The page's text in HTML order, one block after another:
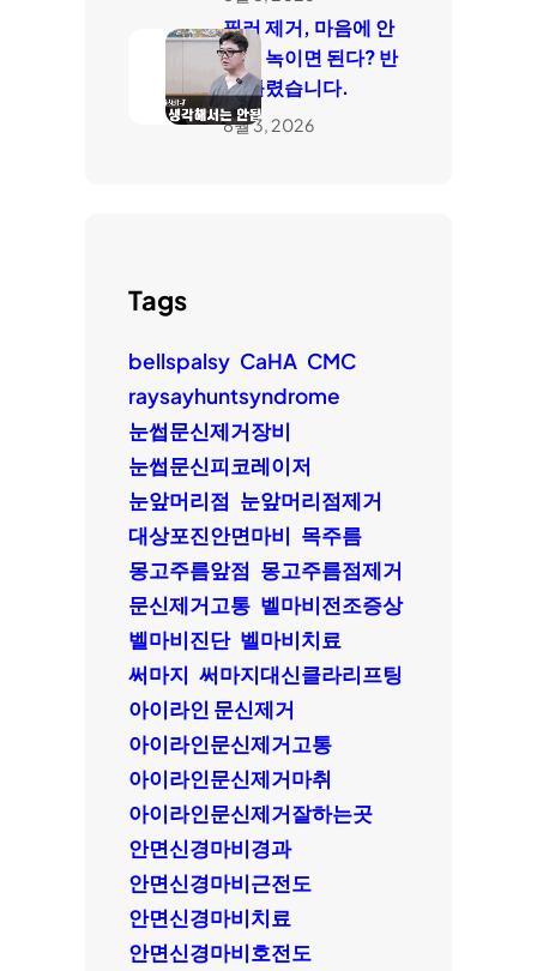
필러 제거, 마음에 안
들면 녹이면 된다? 반
은 틀렸습니다.
8월 3, 2026
Tags
bellspalsy CaHA CMC
raysayhuntsyndrome
눈썹문신제거장비
눈썹문신피코레이저
눈앞머리점 눈앞머리점제거
대상포진안면마비 목주름
몽고주름앞점 몽고주름점제거
문신제거고통 벨마비전조증상
벨마비진단 벨마비치료
써마지 써마지대신클라리프팅
아이라인 문신제거
아이라인문신제거고통
아이라인문신제거마취
아이라인문신제거잘하는곳
안면신경마비경과
안면신경마비근전도
안면신경마비치료
안면신경마비호전도